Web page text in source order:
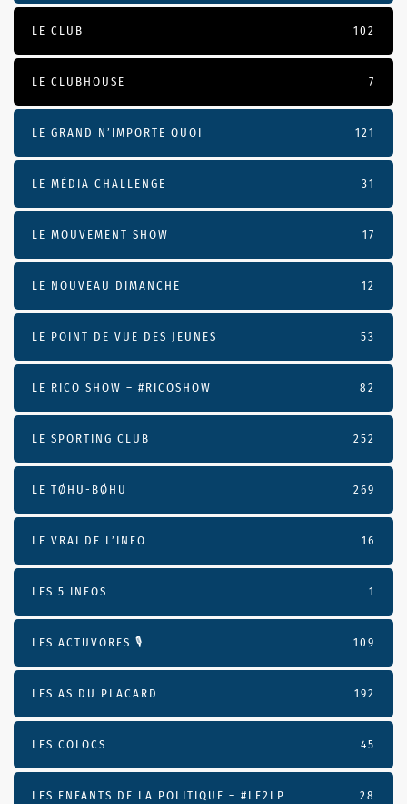
LE CLUB 102
LE CLUBHOUSE 7
LE GRAND N’IMPORTE QUOI 121
LE MÉDIA CHALLENGE 31
LE MOUVEMENT SHOW 17
LE NOUVEAU DIMANCHE 12
LE POINT DE VUE DES JEUNES 53
LE RICO SHOW – #RICOSHOW 82
LE SPORTING CLUB 252
LE TØHU-BØHU 269
LE VRAI DE L’INFO 16
LES 5 INFOS 1
LES ACTUVORES 🎙 109
LES AS DU PLACARD 192
LES COLOCS 45
LES ENFANTS DE LA POLITIQUE – #LE2LP 28